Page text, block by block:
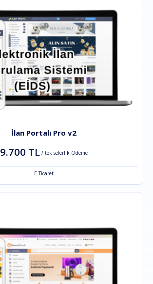
İlan Portalı Pro v2
9.700 TL / tek seferlik Ödeme
E-Ticaret